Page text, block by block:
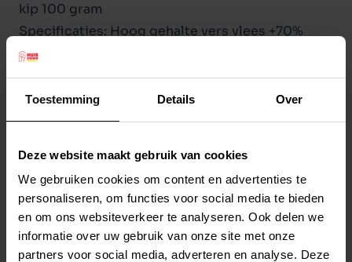
Toestemming Details Over
Deze website maakt gebruik van cookies
We gebruiken cookies om content en advertenties te
personaliseren, om functies voor social media te bieden
en om ons websiteverkeer te analyseren. Ook delen we
informatie over uw gebruik van onze site met onze
partners voor social media, adverteren en analyse. Deze
kip 100 gram
Specificaties: Hoog gehalte vers vlees +70%
Geen kunstmatige aroma's of kleurstoffen
Geproduceerd in de EU
Glutenvrij, GGO-vrij en hypoallergeen
Ideale trainingssnack
snacks van Duvo+ zijn heerlijk zachte en
smakelijke pmium hondensnacks. Ze zijn
geproduceerd in de EU en ze bevatten geen
kunstmatige kleurstoffen of aroma's. Deze
glutenvrije variant met kip bevat meer dan 70%
Stel uw bestelherinnering in:(2 weken)
2 weken
4 weken
6 weken